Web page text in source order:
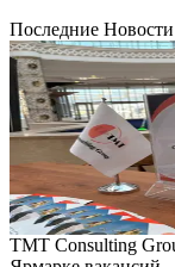
Последние Новости
TMT Consulting